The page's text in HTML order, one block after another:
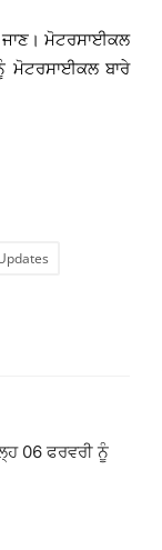
ਜਾਣ। ਮੋਟਰਸਾਈਕਲ
ਮੋਟਰਸਾਈਕਲ ਬਾਰੇ
06 ਫਰਵਰੀ ਨੂੰ